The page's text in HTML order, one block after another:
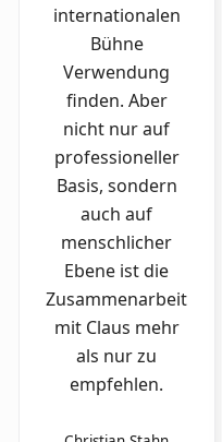
internationalen
Bühne
Verwendung
finden. Aber
nicht nur auf
professioneller
Basis, sondern
auch auf
menschlicher
Ebene ist die
Zusammenarbeit
mit Claus mehr
als nur zu
empfehlen.